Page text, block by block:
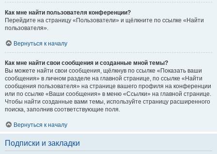
Как мне найти пользователя конференции?
Перейдите на страницу «Пользователи» и щёлкните по ссылке «Найти
пользователя».
Вернуться к началу
Как мне найти свои сообщения и созданные мной темы?
Вы можете найти свои сообщения, щёлкнув по ссылке «Показать ваши
сообщения» в личном разделе на главной странице, по ссылке «Найти
сообщения пользователя» на странице вашего профиля на конференции
или по ссылке «Ваши сообщения» в меню «Ссылки» на главной странице.
Чтобы найти созданные вами темы, используйте страницу расширенного
поиска, заполнив соответствующие поля.
Вернуться к началу
Подписки и закладки